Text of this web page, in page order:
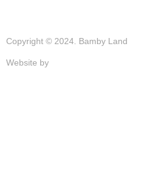
Copyright © 2024. Bamby Land
Website by